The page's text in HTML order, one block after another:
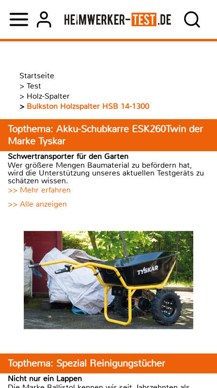
Startseite
> Test
> Holz-Spalter
> Bulkston Holzspalter HSB 14-1300
Topthema: Akku-Schubkarre ESK260Twin der
Marke Tyskar
Schwertransporter für den Garten
Wer größere Mengen Baumaterial zu befördern hat,
wird die Unterstützung unseres aktuellen Testgeräts zu
schätzen wissen.
>> Mehr erfahren
>> Alle anzeigen
Topthema: Spezial Reinigungstücher
Nicht nur ein Lappen